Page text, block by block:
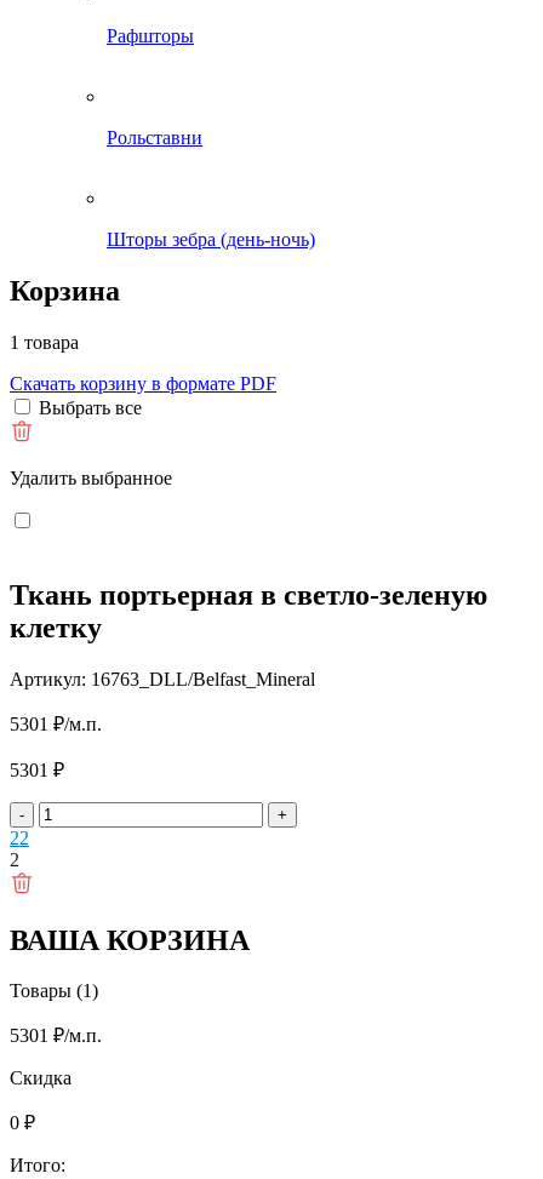
Рафшторы
Рольставни
Шторы зебра (день-ночь)
Корзина
1 товара
Скачать корзину в формате PDF
Выбрать все
Удалить выбранное
Ткань портьерная в светло-зеленую
клетку
Артикул: 16763_DLL/Belfast_Mineral
5301 ₽/м.п.
5301 ₽
- +
22
2
ВАША КОРЗИНА
Товары (1)
5301 ₽/м.п.
Скидка
0 ₽
Итого: